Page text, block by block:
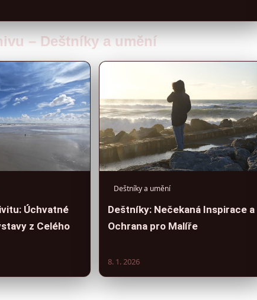
– Deštníky a umění
Úchvatné
z Celého
Deštníky a umění
Deštníky: Nečekaná Inspirace a
Ochrana pro Malíře
8. 1. 2026